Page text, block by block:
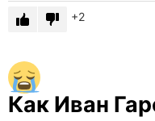
2
Как Иван